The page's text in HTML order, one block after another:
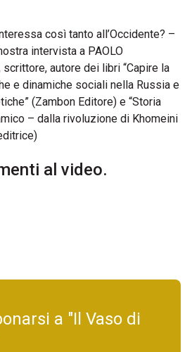
così tanto all’Occidente? –
intervista a PAOLO
scrittore, autore dei libri “Capire la
e dinamiche sociali nella Russia e
(Zambon Editore) e “Storia
– dalla rivoluzione di Khomeini
al video.
a "Il Vaso di